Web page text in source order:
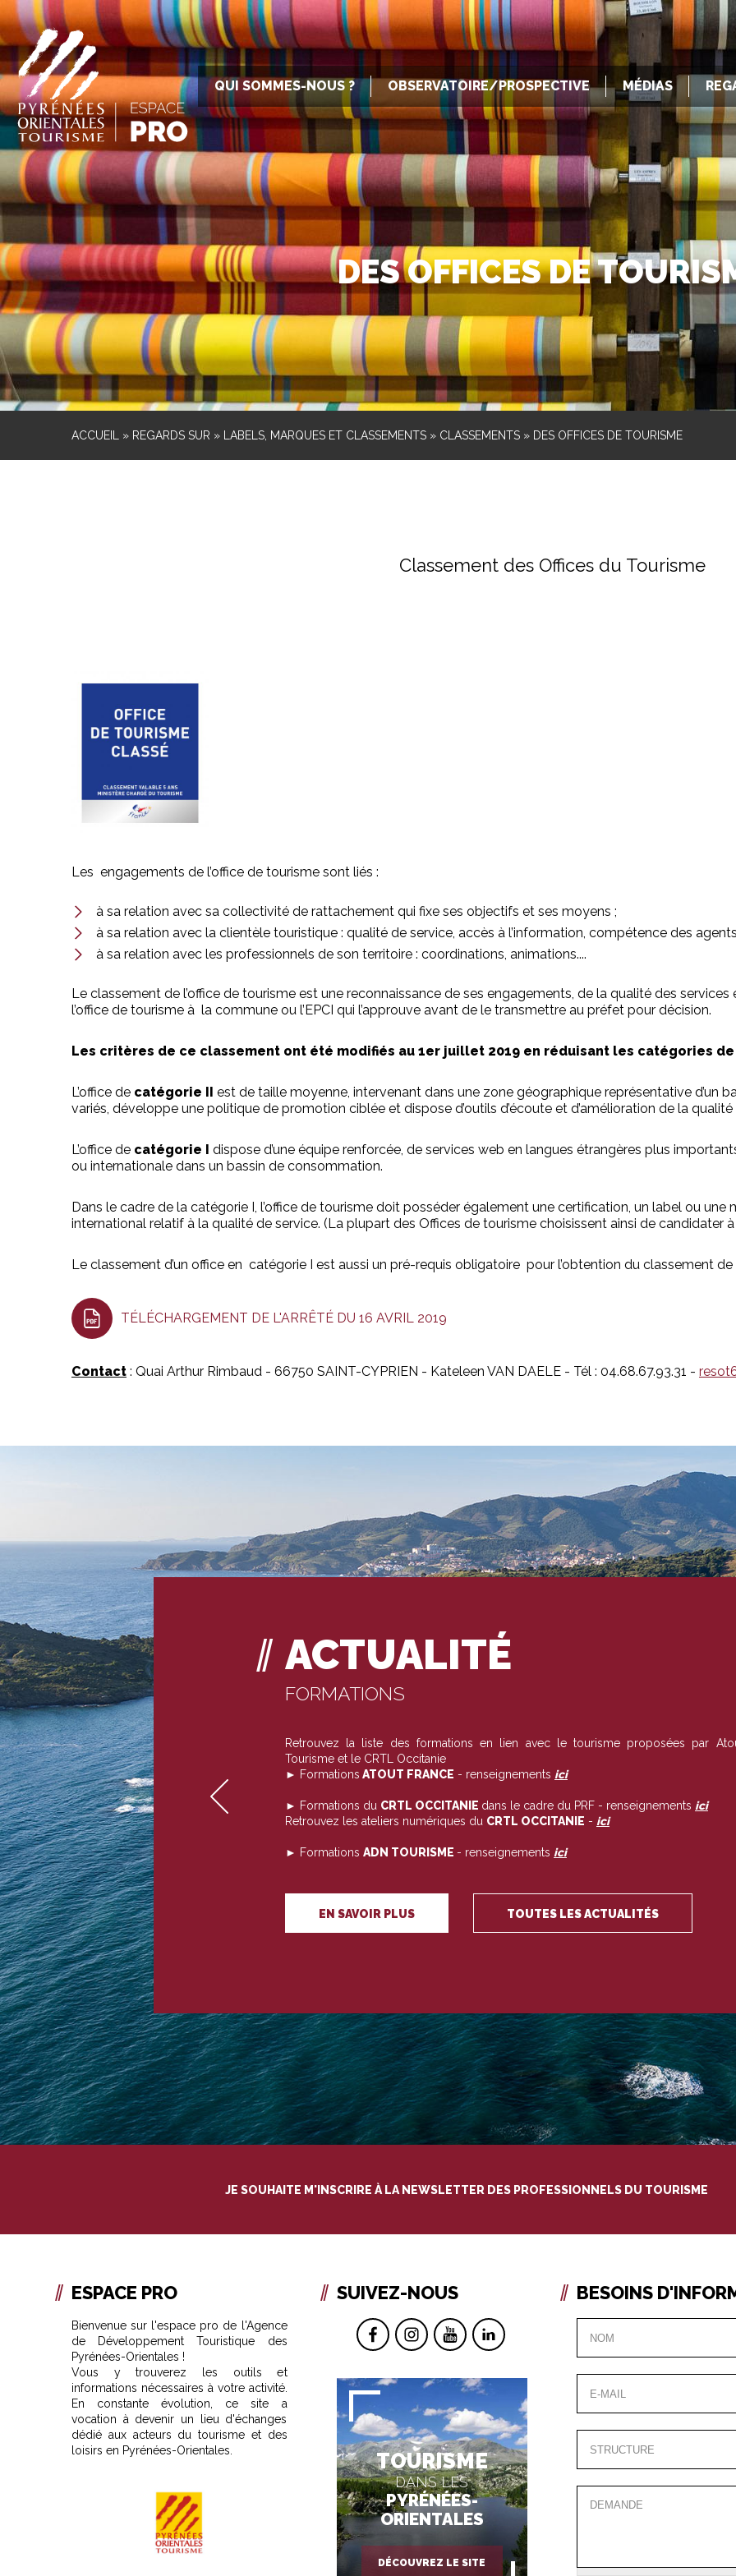
QUI SOMMES-NOUS ? OBSERVATOIRE/PROSPECTIVE MÉDIAS
DES OFFICES DE
ACCUEIL » REGARDS SUR » LABELS, MARQUES ET CLASSEMENTS » CLASSEMENTS » DES OFFICES DE TOURISME
Classement des Offices du Tourisme
Les engagements de l’office de tourisme sont liés :
à sa relation avec sa collectivité de rattachement qui fixe ses objectifs et ses moyens ;
à sa relation avec la clientèle touristique : qualité de service, accès à l’information, compétence des agents
à sa relation avec les professionnels de son territoire : coordinations, animations....
Le classement de l’office de tourisme est une reconnaissance de ses engagements, de la qualité des
l’office de tourisme à la commune ou l’EPCI qui l’approuve avant de le transmettre au préfet pour décision.
Les critères de ce classement ont été modifiés au 1er juillet 2019 en réduisant les catégories
L’office de catégorie II est de taille moyenne, intervenant dans une zone géographique représentative d’un
variés, développe une politique de promotion ciblée et dispose d’outils d’écoute et d’amélioration de la
L’office de catégorie I dispose d’une équipe renforcée, de services web en langues étrangères plus
ou internationale dans un bassin de consommation.
Dans le cadre de la catégorie I, l’office de tourisme doit posséder également une certification, un label ou une
international relatif à la qualité de service. (La plupart des Offices de tourisme choisissent ainsi de candidater
Le classement d’un office en catégorie I est aussi un pré-requis obligatoire pour l’obtention du classement
TÉLÉCHARGEMENT DE L'ARRÊTÉ DU 16 AVRIL 2019
Contact : Quai Arthur Rimbaud - 66750 SAINT-CYPRIEN - Kateleen VAN DAELE - Tél : 04.68.67.93.31 -
ACTUALITÉ
FORMATIONS
Retrouvez la liste des formations en lien avec le tourisme proposées par
Tourisme et le CRTL Occitanie
► Formations ATOUT FRANCE - renseignements ici
► Formations du CRTL OCCITANIE dans le cadre du PRF - renseignements ici
Retrouvez les ateliers numériques du CRTL OCCITANIE - ici
► Formations ADN TOURISME - renseignements ici
EN SAVOIR PLUS TOUTES LES ACTUALITÉS
JE SOUHAITE M'INSCRIRE À LA NEWSLETTER DES PROFESSIONNELS DU TOURISME
ESPACE PRO
Bienvenue sur l'espace pro de l'Agence
de Développement Touristique des
Pyrénées-Orientales !
Vous y trouverez les outils et
informations nécessaires à votre activité.
En constante évolution, ce site a
vocation à devenir un lieu d'échanges
dédié aux acteurs du tourisme et des
loisirs en Pyrénées-Orientales.
SUIVEZ-NOUS
TOURISME
DANS LES
PYRÉNÉES-
ORIENTALES
DÉCOUVREZ LE SITE
BESOINS